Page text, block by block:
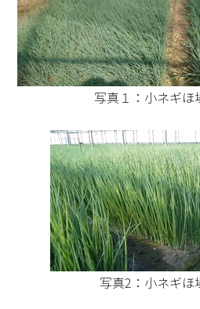
写真１：小ネギほ
写真2：小ネギほ